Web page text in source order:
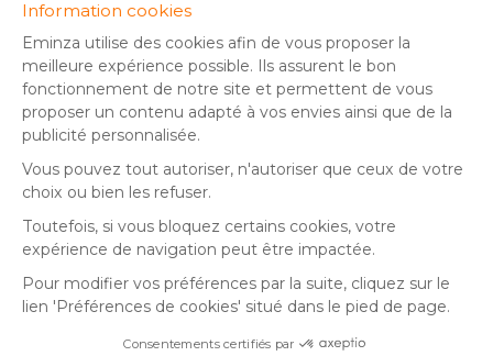
** Expédition le jour même pour toute commande passée avant
14 h (jours ouvrés - hors livraison éco)
(1) Remise de 10€ à partir de 80€ d'achat, hors frais de port. Offre
valable du 02/08/2026 au 06/08/2026 inclus, en saisissant le
code SUMMER26 lors de la commande. Offre non sécable, non
remboursable, non cumulable avec un autre code promotionnel